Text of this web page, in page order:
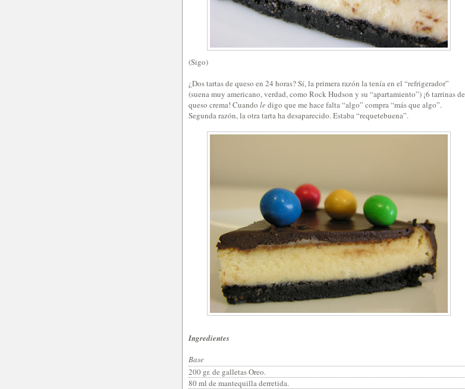
(Sigo)
¿Dos tartas de queso en 24 horas? Sí, la primera razón la tenía en el “refrigerador”
(suena muy americano, verdad, como Rock Hudson y su “apartamiento”) ¡6 tarrinas de
queso crema! Cuando ledigo que me hace falta “algo” compra “más que algo”.
Segunda razón, la otra tarta ha desaparecido. Estaba “requetebuena”.
Ingredientes
Base
200 gr. de galletas Oreo.
80 ml de mantequilla derretida.